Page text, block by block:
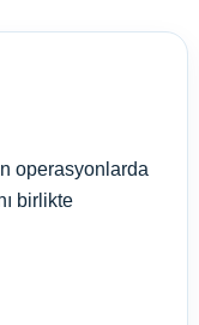
operasyonlarda
birlikte